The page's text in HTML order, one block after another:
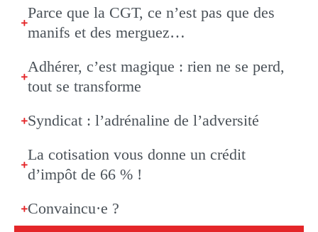
Parce que la CGT, ce n’est pas que des
manifs et des merguez…
Adhérer, c’est magique : rien ne se perd,
tout se transforme
Syndicat : l’adrénaline de l’adversité
La cotisation vous donne un crédit
d’impôt de 66 % !
Convaincu·e ?